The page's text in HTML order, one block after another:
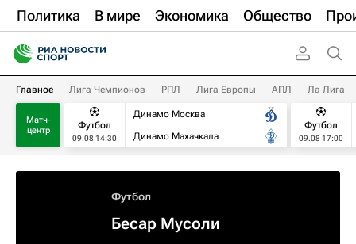
Политика В мире Экономика Общество
Главное Лига Чемпионов РПЛ Лига Европы АПЛ Ла Лига
Матч-
центр
Футбол
09.08 14:30
Динамо Москва
Динамо Махачкала
Футбол
09.08 17:00
Футбол
Бесар Мусоли